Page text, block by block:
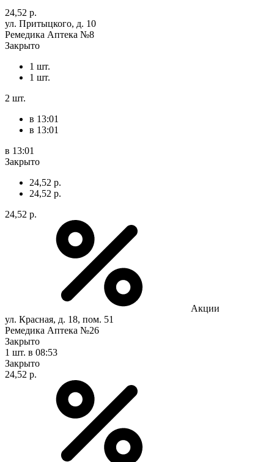
24,52 р.
ул. Притыцкого, д. 10
Ремедика Аптека №8
Закрыто
1 шт.
1 шт.
2 шт.
в 13:01
в 13:01
в 13:01
Закрыто
24,52 р.
24,52 р.
24,52 р.
Акции
ул. Красная, д. 18, пом. 51
Ремедика Аптека №26
Закрыто
1 шт. в 08:53
Закрыто
24,52 р.